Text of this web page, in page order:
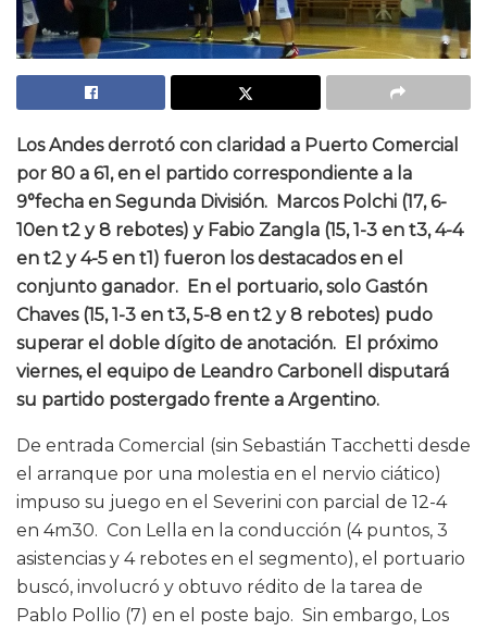
Los Andes derrotó con claridad a Puerto Comercial
por 80 a 61, en el partido correspondiente a la
9°fecha en Segunda División. Marcos Polchi (17, 6-
10en t2 y 8 rebotes) y Fabio Zangla (15, 1-3 en t3, 4-4
en t2 y 4-5 en t1) fueron los destacados en el
conjunto ganador. En el portuario, solo Gastón
Chaves (15, 1-3 en t3, 5-8 en t2 y 8 rebotes) pudo
superar el doble dígito de anotación. El próximo
viernes, el equipo de Leandro Carbonell disputará
su partido postergado frente a Argentino.
De entrada Comercial (sin Sebastián Tacchetti desde
el arranque por una molestia en el nervio ciático)
impuso su juego en el Severini con parcial de 12-4
en 4m30. Con Lella en la conducción (4 puntos, 3
asistencias y 4 rebotes en el segmento), el portuario
buscó, involucró y obtuvo rédito de la tarea de
Pablo Pollio (7) en el poste bajo. Sin embargo, Los